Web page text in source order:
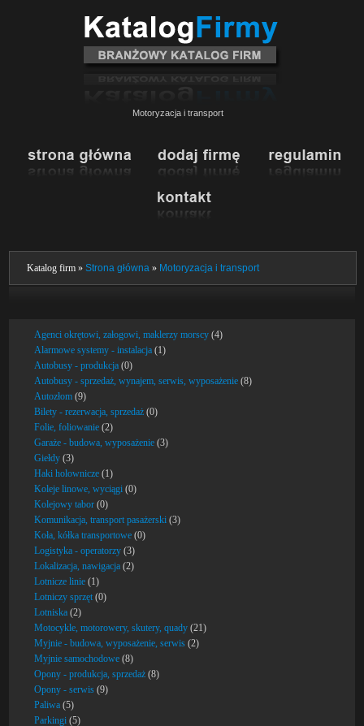
Motoryzacja i transport
Katalog firm »Strona główna » Motoryzacja i transport
Agenci okrętowi, załogowi, maklerzy morscy (4)
Alarmowe systemy - instalacja (1)
Autobusy - produkcja (0)
Autobusy - sprzedaż, wynajem, serwis, wyposażenie (8)
Autozłom (9)
Bilety - rezerwacja, sprzedaż (0)
Folie, foliowanie (2)
Garaże - budowa, wyposażenie (3)
Giełdy (3)
Haki holownicze (1)
Koleje linowe, wyciągi (0)
Kolejowy tabor (0)
Komunikacja, transport pasażerski (3)
Koła, kółka transportowe (0)
Logistyka - operatorzy (3)
Lokalizacja, nawigacja (2)
Lotnicze linie (1)
Lotniczy sprzęt (0)
Lotniska (2)
Motocykle, motorowery, skutery, quady (21)
Myjnie - budowa, wyposażenie, serwis (2)
Myjnie samochodowe (8)
Opony - produkcja, sprzedaż (8)
Opony - serwis (9)
Paliwa (5)
Parkingi (5)